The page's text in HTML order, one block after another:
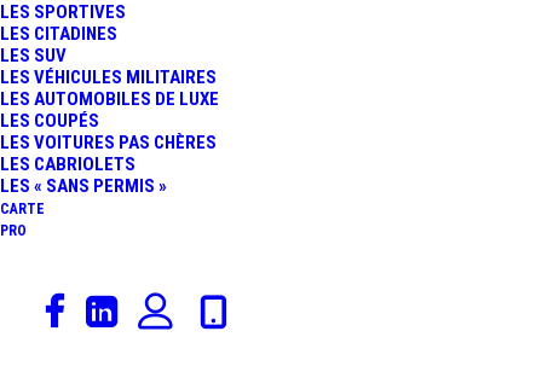
LES SPORTIVES
LES CITADINES
LES SUV
LES VÉHICULES MILITAIRES
LES AUTOMOBILES DE LUXE
LES COUPÉS
LES VOITURES PAS CHÈRES
LES CABRIOLETS
LES « SANS PERMIS »
CARTE
PRO
La Porsche 918 Spyder
d’elle. Après avoir été présentée dans sa version